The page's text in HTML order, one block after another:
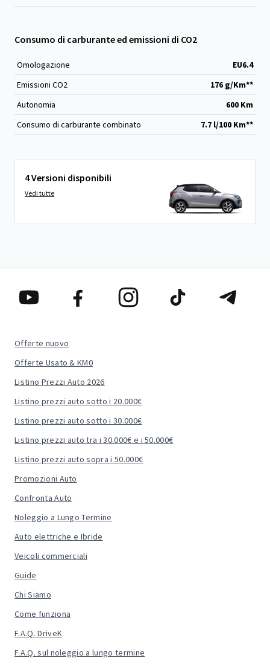
Consumo di carburante ed emissioni di CO2
Omologazione
EU6.4
Emissioni CO2
176 g/Km**
Autonomia
600 Km
Consumo di carburante combinato
7.7 l/100 Km**
4 Versioni disponibili
Vedi tutte
Offerte nuovo
Offerte Usato & KM0
Listino Prezzi Auto 2026
Listino prezzi auto sotto i 20.000€
Listino prezzi auto sotto i 30.000€
Listino prezzi auto tra i 30.000€ e i 50.000€
Listino prezzi auto sopra i 50.000€
Promozioni Auto
Confronta Auto
Noleggio a Lungo Termine
Auto elettriche e Ibride
Veicoli commerciali
Guide
Chi Siamo
Come funziona
F.A.Q. DriveK
F.A.Q. sul noleggio a lungo termine